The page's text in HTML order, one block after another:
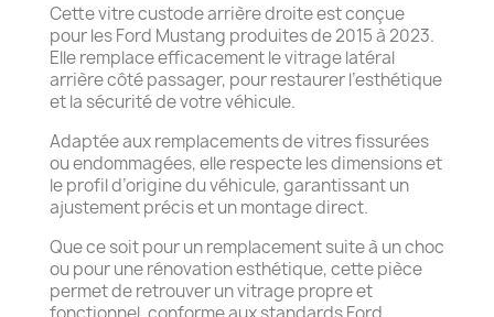
Cette vitre custode arrière droite est conçue
pour les Ford Mustang produites de 2015 à 2023.
Elle remplace efficacement le vitrage latéral
arrière côté passager, pour restaurer l’esthétique
et la sécurité de votre véhicule.
Adaptée aux remplacements de vitres fissurées
ou endommagées, elle respecte les dimensions et
le profil d’origine du véhicule, garantissant un
ajustement précis et un montage direct.
Que ce soit pour un remplacement suite à un choc
ou pour une rénovation esthétique, cette pièce
permet de retrouver un vitrage propre et